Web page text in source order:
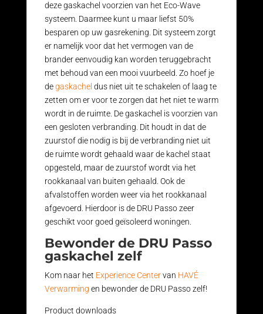
deze gaskachel voorzien van het Eco-Wave
systeem. Daarmee kunt u maar liefst 50%
besparen op uw gasrekening. Dit systeem zorgt
er namelijk voor dat het vermogen van de
brander eenvoudig kan worden teruggebracht
met behoud van een mooi vuurbeeld. Zo hoef je
degaskachel dus niet uit te schakelen of laag te
zetten om er voor te zorgen dat het niet te warm
wordt in de ruimte. De gaskachel is voorzien van
een gesloten verbranding. Dit houdt in dat de
zuurstof die nodig is bij de verbranding niet uit
de ruimte wordt gehaald waar de kachel staat
opgesteld, maar de zuurstof wordt via het
rookkanaal van buiten gehaald. Ook de
afvalstoffen worden weer via het rookkanaal
afgevoerd. Hierdoor is de DRU Passo zeer
geschikt voor goed geïsoleerd woningen.
Bewonder de DRU Passo
gaskachel zelf
Kom naar het Experience Centervan HAVÉ
Verwarming en bewonder de DRU Passo zelf!
Product downloads